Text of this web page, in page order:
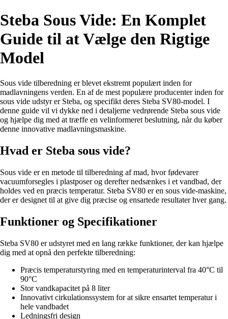
Steba Sous Vide: En Komplet
Guide til at Vælge den Rigtige
Model
Sous vide tilberedning er blevet ekstremt populært inden for
madlavningens verden. En af de mest populære producenter inden for
sous vide udstyr er Steba, og specifikt deres Steba SV80-model. I
denne guide vil vi dykke ned i detaljerne vedrørende Steba sous vide
og hjælpe dig med at træffe en velinformeret beslutning, når du køber
denne innovative madlavningsmaskine.
Hvad er Steba sous vide?
Sous vide er en metode til tilberedning af mad, hvor fødevarer
vacuumforsegles i plastposer og derefter nedsænkes i et vandbad, der
holdes ved en præcis temperatur. Steba SV80 er en sous vide-maskine,
der er designet til at give dig præcise og ensartede resultater hver gang.
Funktioner og Specifikationer
Steba SV80 er udstyret med en lang række funktioner, der kan hjælpe
dig med at opnå den perfekte tilberedning:
Præcis temperaturstyring med en temperaturinterval fra 40°C til
90°C
Stor vandkapacitet på 8 liter
Innovativt cirkulationssystem for at sikre ensartet temperatur i
hele vandbadet
Ledningsfri design